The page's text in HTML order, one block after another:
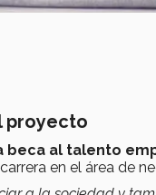
proyecto
beca al talento
en el área de